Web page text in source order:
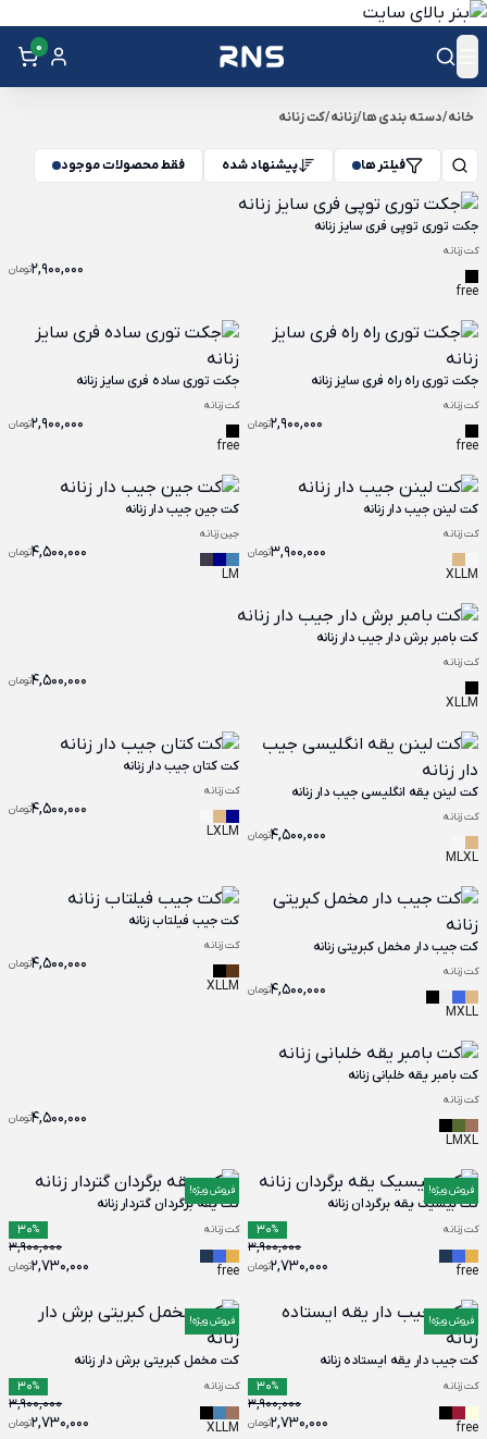
0
خانه/دسته بندی ها/زنانه/کت زنانه
فیلتر ها پیشنهاد شده فقط محصولات موجود
جکت توری توپی فری سایز زنانه
کت زنانه
free
2,900,000تومان
جکت توری راه راه فری سایز زنانه
کت زنانه
free
2,900,000تومان
جکت توری ساده فری سایز زنانه
کت زنانه
free
2,900,000تومان
کت لینن جیب دار زنانه
کت زنانه
M
L
XL
3,900,000تومان
کت جین جیب دار زنانه
جین زنانه
M
L
4,500,000تومان
کت بامبر برش دار جیب دار زنانه
کت زنانه
M
L
XL
4,500,000تومان
کت لینن یقه انگلیسی جیب دار زنانه
کت زنانه
XL
L
M
4,500,000تومان
کت کتان جیب دار زنانه
کت زنانه
M
XL
L
4,500,000تومان
کت جیب دار مخمل کبریتی زنانه
کت زنانه
L
XL
M
4,500,000تومان
کت جیب فیلتاب زنانه
کت زنانه
M
L
XL
4,500,000تومان
کت بامبر یقه خلبانی زنانه
کت زنانه
XL
M
L
4,500,000تومان
فروش ویژه!
کت بیسیک یقه برگردان زنانه
کت زنانه %
30
free
3,900,000
تومان2,730,000
فروش ویژه!
کت یقه برگردان گتردار زنانه
کت زنانه %
30
free
3,900,000
تومان2,730,000
فروش ویژه!
کت جیب دار یقه ایستاده زنانه
کت زنانه %
30
free
3,900,000
تومان2,730,000
فروش ویژه!
کت مخمل کبریتی برش دار زنانه
کت زنانه %
30
M
L
XL
3,900,000
تومان2,730,000